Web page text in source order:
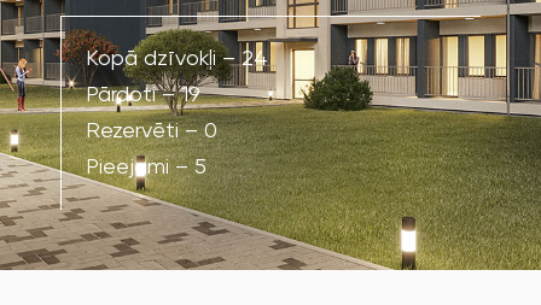
Kopā dzīvokļi – 24
Pārdoti – 19
Rezervēti – 0
Pieejami – 5